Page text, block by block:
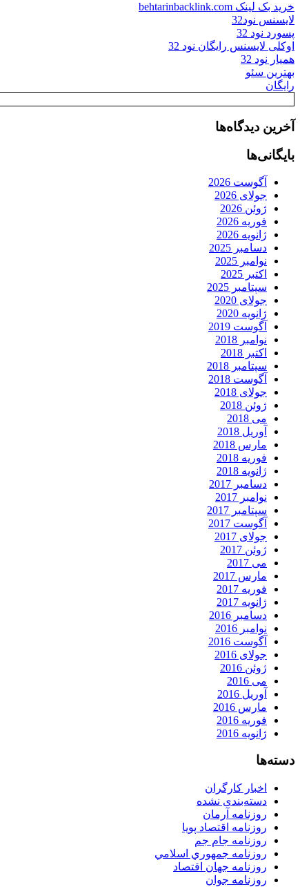
خرید بک لینک behtarinbacklink.com
لایسنس نود32
پسورد نود 32
اوکلی لایسنس رایگان نود 32
همیار نود 32
بهترین سئو
رایگان
آخرین دیدگاه‌ها
بایگانی‌ها
آگوست 2026
جولای 2026
ژوئن 2026
فوریه 2026
ژانویه 2026
دسامبر 2025
نوامبر 2025
اکتبر 2025
سپتامبر 2025
جولای 2020
ژانویه 2020
آگوست 2019
نوامبر 2018
اکتبر 2018
سپتامبر 2018
آگوست 2018
جولای 2018
ژوئن 2018
می 2018
آوریل 2018
مارس 2018
فوریه 2018
ژانویه 2018
دسامبر 2017
نوامبر 2017
سپتامبر 2017
آگوست 2017
جولای 2017
ژوئن 2017
می 2017
مارس 2017
فوریه 2017
ژانویه 2017
دسامبر 2016
نوامبر 2016
آگوست 2016
جولای 2016
ژوئن 2016
می 2016
آوریل 2016
مارس 2016
فوریه 2016
ژانویه 2016
دسته‌ها
اخبار کارگران
دسته‌بندی نشده
روزنامه آرمان
روزنامه اقتصاد پویا
روزنامه جام جم
روزنامه جمهوري اسلامي
روزنامه جهان اقتصاد
روزنامه جوان